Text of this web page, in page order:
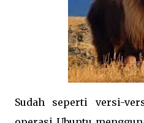
Sudah seperti versi-